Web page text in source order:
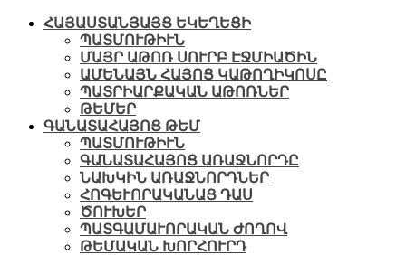
ՀԱՅԱՍՏԱՆՅԱՅՑ ԵԿԵՂԵՑԻ
ՊԱՏՄՈՒԹԻՒՆ
ՄԱՅՐ ԱԹՈՌ ՍՈՒՐԲ ԷՋՄԻԱԾԻՆ
ԱՄԵՆԱՅՆ ՀԱՅՈՑ ԿԱԹՈՂԻԿՈՍԸ
ՊԱՏՐԻԱՐՔԱԿԱՆ ԱԹՈՌՆԵՐ
ԹԵՄԵՐ
ԳԱՆԱՏԱՀԱՅՈՑ ԹԵՄ
ՊԱՏՄՈՒԹԻՒՆ
ԳԱՆԱՏԱՀԱՅՈՑ ԱՌԱՋՆՈՐԴԸ
ՆԱԽԿԻՆ ԱՌԱՋՆՈՐԴՆԵՐ
ՀՈԳԵՒՈՐԱԿԱՆԱՑ ԴԱՍ
ԾՈՒԽԵՐ
ՊԱՏԳԱՄԱՒՈՐԱԿԱՆ ԺՈՂՈՎ
ԹԵՄԱԿԱՆ ԽՈՐՀՈՒՐԴ